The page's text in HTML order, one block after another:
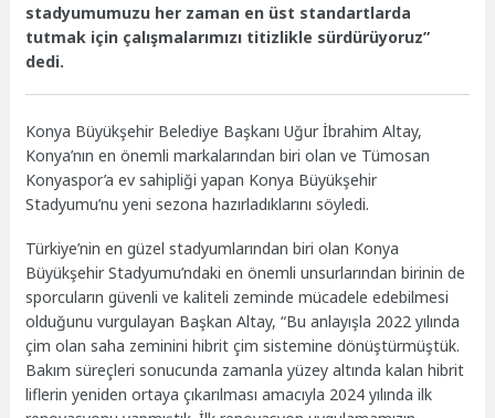
stadyumumuzu her zaman en üst standartlarda
tutmak için çalışmalarımızı titizlikle sürdürüyoruz”
dedi.
Konya Büyükşehir Belediye Başkanı Uğur İbrahim Altay,
Konya’nın en önemli markalarından biri olan ve Tümosan
Konyaspor’a ev sahipliği yapan Konya Büyükşehir
Stadyumu’nu yeni sezona hazırladıklarını söyledi.
Türkiye’nin en güzel stadyumlarından biri olan Konya
Büyükşehir Stadyumu’ndaki en önemli unsurlarından birinin de
sporcuların güvenli ve kaliteli zeminde mücadele edebilmesi
olduğunu vurgulayan Başkan Altay, “Bu anlayışla 2022 yılında
çim olan saha zeminini hibrit çim sistemine dönüştürmüştük.
Bakım süreçleri sonucunda zamanla yüzey altında kalan hibrit
liflerin yeniden ortaya çıkarılması amacıyla 2024 yılında ilk